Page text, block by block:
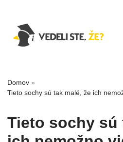
Domov »
Tieto sochy sú tak malé, že ich
Tieto sochy sú